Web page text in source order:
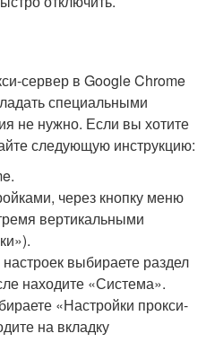
сервер в Google Chrome
специальными
не нужно. Если вы хотите
следующую инструкцию:
через кнопку меню
вертикальными
выбираете раздел
находите «Система».
«Настройки прокси-
на вкладку